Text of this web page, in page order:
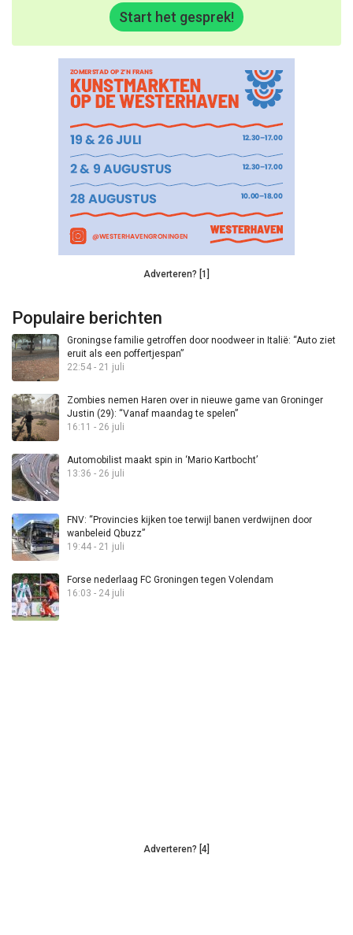
Start het gesprek!
Adverteren? [1]
Populaire berichten
Groningse familie getroffen door noodweer in Italië: “Auto ziet
eruit als een poffertjespan”
22:54 - 21 juli
Zombies nemen Haren over in nieuwe game van Groninger
Justin (29): “Vanaf maandag te spelen”
16:11 - 26 juli
Automobilist maakt spin in ‘Mario Kartbocht’
13:36 - 26 juli
FNV: “Provincies kijken toe terwijl banen verdwijnen door
wanbeleid Qbuzz”
19:44 - 21 juli
Forse nederlaag FC Groningen tegen Volendam
16:03 - 24 juli
Adverteren? [4]